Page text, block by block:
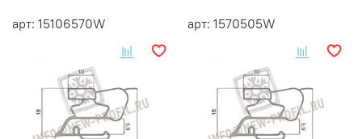
арт: 15106570W арт: 1570505W